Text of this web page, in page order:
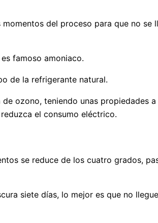
del proceso para que no se
famoso amoniaco.
de la refrigerante natural.
ozono, teniendo unas propiedades a
el consumo eléctrico.
se reduce de los cuatro grados,
siete días, lo mejor es que no